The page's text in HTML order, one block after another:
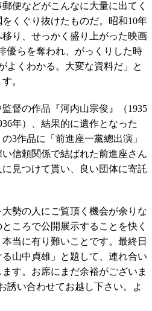
便などがこんなに大量に出てく
くぐり抜けたものだ。昭和10年
り、せっかく盛り上がった映画
優らを奪われ、がっくりした時
よくわかる。大変な資料だ」と
。
督の作品『河内山宗俊』（1935
年）、結果的に遺作となった
3作品に「前進座一黨總出演」
い信頼関係で結ばれた前進座さん
見つけて貰い、良い団体に寄託
勢の人にご覧頂く機会が余りな
ころで公開展示することを快く
当に有り難いことです。最終日
山中貞雄」と題して、連れ合い
す。お席にまだ余裕がございま
誘い合わせてお越し下さい。よ